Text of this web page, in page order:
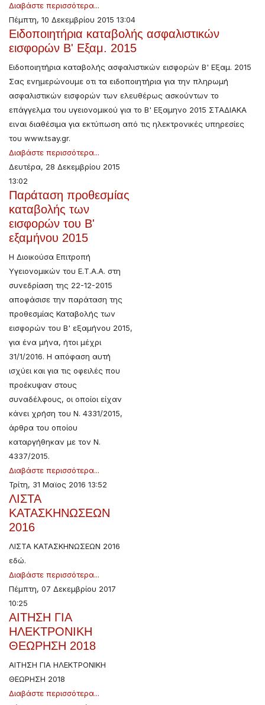
Διαβάστε περισσότερα...
Πέμπτη, 10 Δεκεμβρίου 2015 13:04
Ειδοποιητήρια καταβολής ασφαλιστικών
εισφορών Β' Εξαμ. 2015
Ειδοποιητήρια καταβολής ασφαλιστικών εισφορών Β' Εξαμ. 2015
Σας ενημερώνουμε οτι τα ειδοποιητήρια για την πληρωμή
ασφαλιστικών εισφορών των ελευθέρως ασκούντων το
επάγγελμα του υγειονομικού για το Β' Εξαμηνο 2015 ΣΤΑΔΙΑΚΑ
ειναι διαθέσιμα για εκτύπωση από τις ηλεκτρονικές υπηρεσίες
του www.tsay.gr.
Διαβάστε περισσότερα...
Δευτέρα, 28 Δεκεμβρίου 2015
13:02
Παράταση προθεσμίας
καταβολής των
εισφορών του Β'
εξαμήνου 2015
H Διοικούσα Επιτροπή
Υγειονομικών του Ε.Τ.Α.Α. στη
συνεδρίαση της 22-12-2015
αποφάσισε την παράταση της
προθεσμίας Καταβολής των
εισφορών του Β' εξαμήνου 2015,
για ένα μήνα, ήτοι μέχρι
31/1/2016. Η απόφαση αυτή
ισχύει και για τις οφειλές που
προέκυψαν στους
συναδέλφους, οι οποίοι είχαν
κάνει χρήση του Ν. 4331/2015,
άρθρα του οποίου
καταργήθηκαν με τον Ν.
4337/2015.
Διαβάστε περισσότερα...
Τρίτη, 31 Μαϊος 2016 13:52
ΛΙΣΤΑ
ΚΑΤΑΣΚΗΝΩΣΕΩΝ
2016
ΛΙΣΤΑ ΚΑΤΑΣΚΗΝΩΣΕΩΝ 2016
εδώ.
Διαβάστε περισσότερα...
Πέμπτη, 07 Δεκεμβρίου 2017
10:25
ΑΙΤΗΣΗ ΓΙΑ
ΗΛΕΚΤΡΟΝΙΚΗ
ΘΕΩΡΗΣΗ 2018
ΑΙΤΗΣΗ ΓΙΑ ΗΛΕΚΤΡΟΝΙΚΗ
ΘΕΩΡΗΣΗ 2018
Διαβάστε περισσότερα...